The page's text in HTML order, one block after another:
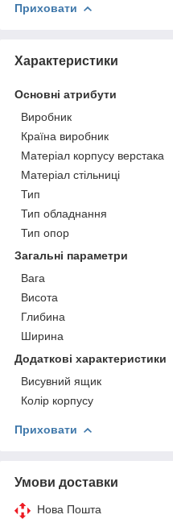
Приховати
Характеристики
Основні атрибути
Виробник
Країна виробник
Матеріал корпусу верстака
Матеріал стільниці
Тип
Тип обладнання
Тип опор
Загальні параметри
Вага
Висота
Глибина
Ширина
Додаткові характеристики
Висувний ящик
Колір корпусу
Приховати
Умови доставки
Нова Пошта